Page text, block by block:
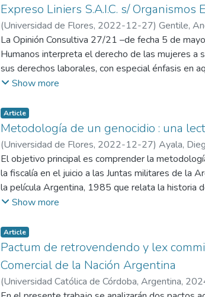
Expreso Liniers S.A.I.C. s/ Organismos
(Universidad de Flores, 2022-12-27) Gentile,
La Opinión Consultiva 27/21 –de fecha 5 de
Humanos interpreta el derecho de las mujeres a
sus derechos laborales, con especial énfasis en
positivas que los Estados deben implementar
encuentra tomando la República Argentina para
Este trabajo se propone identificar los
ínfimo contacto en la praxis diaria: la Inspección
análisis que proponemos realizar se elaborará
derecho a la igualdad y no discriminación como
empresas promuevan y aseguren el respeto de
Show more
Article
Metodología de un genocidio : una
(Universidad de Flores, 2022-12-27) Ayala,
Simoni, Pilar
El objetivo principal es comprender la
la fiscalía en el juicio a las Juntas militares de la
la película Argentina, 1985 que relata la historia
equipo jurídico, quienes han tenido la
existían antecedentes ju-diciales de juzgamiento
que deberán trabajar a contrarreloj, bajo un
en Argentina durante el periodo de 1983 hasta
sucedía políticamente, además de lo
principal problema que encontraron los fiscales?
Show more
Article
Pactum de retrovendendo y lex
Comercial de la Nación Argentina
(Universidad Católica de Córdoba, Argentina,